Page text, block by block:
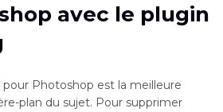
avec le plugin
pour Photoshop est la meilleure
plan du sujet. Pour supprimer